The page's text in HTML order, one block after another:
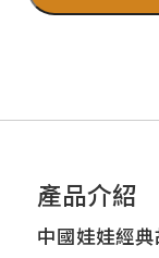
產品介紹
中國娃娃經